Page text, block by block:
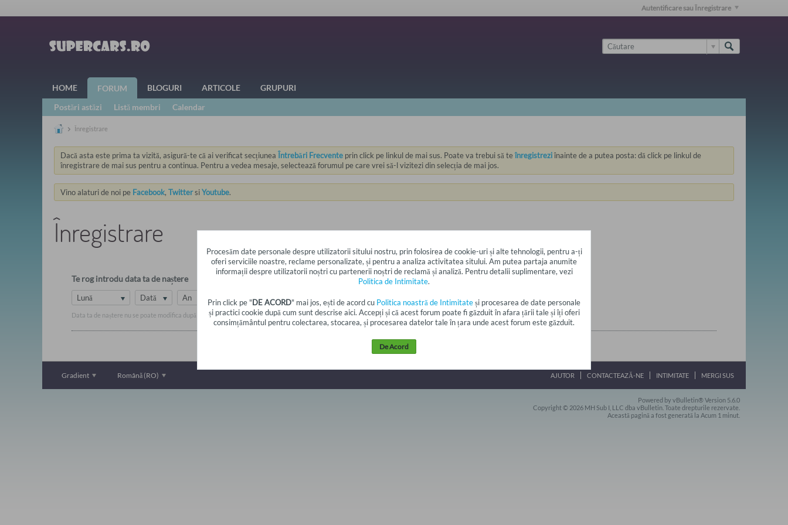
Autentificare sau Înregistrare
HOME FORUM BLOGURI ARTICOLE
GRUPURI
Postări astăzi
Listă membri Calendar
Înregistrare
Dacă asta este prima ta vizită, asigură-te că ai verificat secțiunea Întrebări Frecvente prin click pe linkul de mai sus. Poate va trebui să teînregistreziînainte de a putea posta: dă click pe linkul de
înregistrare de mai sus pentru a continua. Pentru a vedea mesaje, selectează forumul pe care vrei să-l vizitezi din selecția de mai jos.
Vino alaturi de noi pe Facebook, TwittersiYoutube.
Înregistrare
Te rog introdu data ta de naștere
Lună Dată An
Data ta de naștere nu se poate modifica după înregistrare.
Gradient Română (RO) AJUTOR CONTACTEAZĂ-NE INTIMITATE MERGI SUS
Powered by vBulletin® Version 5.6.0
Copyright © 2026 MH Sub I, LLC dba vBulletin. Toate drepturile rezervate.
Această pagină a fost generată la Acum 1 minut.
Procesăm date personale despre utilizatorii sitului nostru, prin folosirea de cookie-uri și alte tehnologii, pentru a-ți
oferi serviciile noastre, reclame personalizate, și pentru a analiza activitatea sitului. Am putea partaja anumite
informații despre utilizatorii noștri cu partenerii noștri de reclamă și analiză. Pentru detalii suplimentare, vezi
Politica de Intimitate.
Prin click pe "DE ACORD" mai jos, ești de acord cu Politica noastră de Intimitateși procesarea de date personale
și practici cookie după cum sunt descrise aici. Accepți și că acest forum poate fi găzduit în afara țării tale și îți oferi
consimțământul pentru colectarea, stocarea, și procesarea datelor tale în țara unde acest forum este găzduit.
De Acord